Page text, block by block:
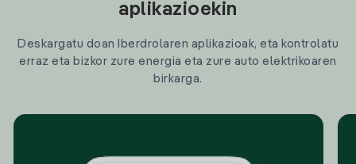
aplikazioekin
Deskargatu doan Iberdrolaren aplikazioak, eta kontrolatu
erraz eta bizkor zure energia eta zure auto elektrikoaren
birkarga.